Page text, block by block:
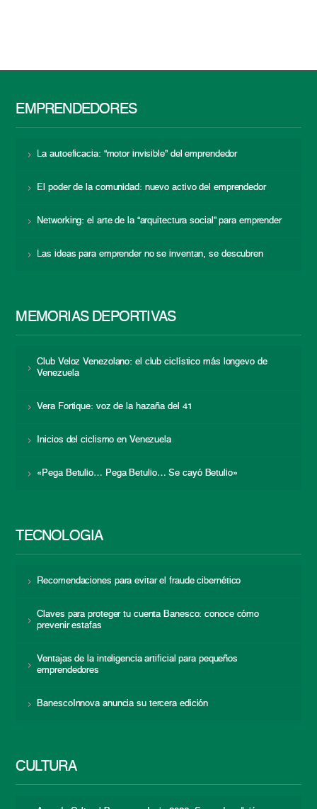
EMPRENDEDORES
La autoeficacia: “motor invisible” del emprendedor
El poder de la comunidad: nuevo activo del emprendedor
Networking: el arte de la “arquitectura social” para emprender
Las ideas para emprender no se inventan, se descubren
MEMORIAS DEPORTIVAS
Club Veloz Venezolano: el club ciclístico más longevo de
Venezuela
Vera Fortique: voz de la hazaña del 41
Inicios del ciclismo en Venezuela
«Pega Betulio… Pega Betulio… Se cayó Betulio»
TECNOLOGÍA
Recomendaciones para evitar el fraude cibernético
Claves para proteger tu cuenta Banesco: conoce cómo
prevenir estafas
Ventajas de la inteligencia artificial para pequeños
emprendedores
BanescoInnova anuncia su tercera edición
CULTURA